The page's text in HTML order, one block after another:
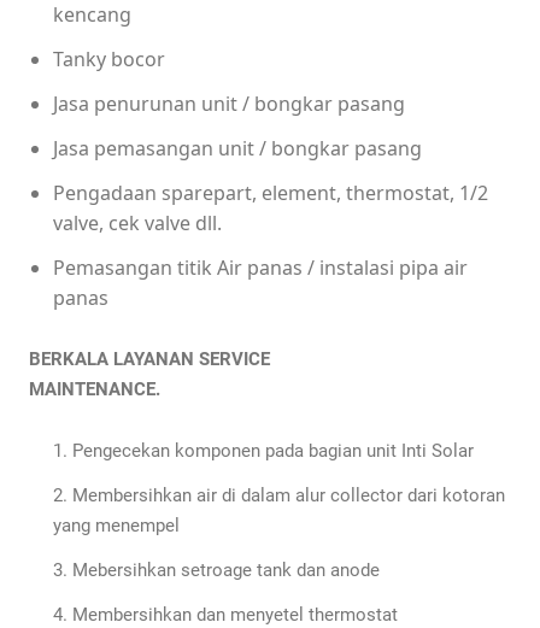
kencang
Tanky bocor
Jasa penurunan unit / bongkar pasang
Jasa pemasangan unit / bongkar pasang
Pengadaan sparepart, element, thermostat, 1/2
valve, cek valve dll.
Pemasangan titik Air panas / instalasi pipa air
panas
BERKALA LAYANAN SERVICE
MAINTENANCE.
Pengecekan komponen pada bagian unit Inti Solar
Membersihkan air di dalam alur collector dari kotoran
yang menempel
Mebersihkan setroage tank dan anode
Membersihkan dan menyetel thermostat